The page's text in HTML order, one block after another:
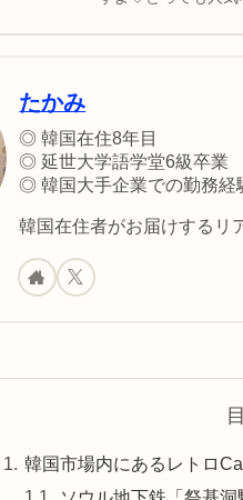
たかみ
◎ 韓国在住8年目
◎ 延世大学語学堂6級卒業
◎ 韓国大手企業での勤務経
韓国在住者がお届けするリ
韓国市場内にあるレトロ